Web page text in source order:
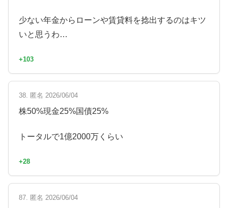
少ない年金からローンや賃貸料を捻出するのはキツ
いと思うわ…
+103
38. 匿名 2026/06/04
株50%現金25%国債25%
トータルで1億2000万くらい
+28
87. 匿名 2026/06/04